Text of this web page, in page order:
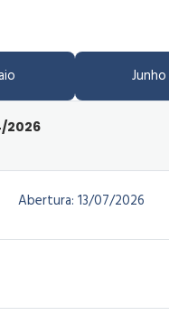
Junho
2026
Abertura: 13/07/2026